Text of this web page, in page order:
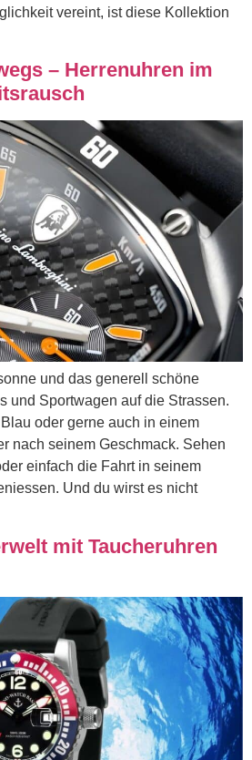
vereint, ist diese Kollektion
– Herrenuhren im
und das generell schöne
und Sportwagen auf die Strassen.
oder gerne auch in einem
nach seinem Geschmack. Sehen
einfach die Fahrt in seinem
Und du wirst es nicht
mit Taucheruhren